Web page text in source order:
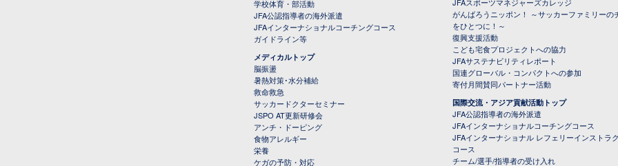
学校体育・部活動
JFA公認指導者の海外派遣
JFAインターナショナルコーチングコース
ガイドライン等
メディカルトップ
脳振盪
暑熱対策･水分補給
救命救急
サッカードクターセミナー
JSPO AT更新研修会
アンチ・ドーピング
食物アレルギー
栄養
ケガの予防・対応
がんばろうニッポン！ ～サッカーファミリーの
をひとつに！～
復興支援活動
こども宅食プロジェクトへの協力
JFAサステナビリティレポート
国連グローバル・コンパクトへの参加
寄付月間賛同パートナー活動
国際交流・アジア貢献活動トップ
JFA公認指導者の海外派遣
JFAインターナショナルコーチングコース
JFAインターナショナル レフェリーインストラ
コース
チーム/選手/指導者の受け入れ